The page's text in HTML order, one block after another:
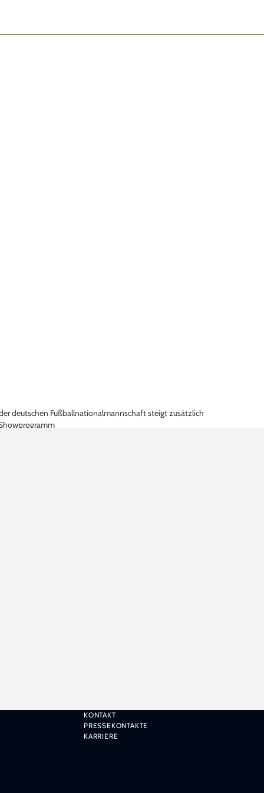
deutschen Fußballnationalmannschaft steigt zusätzlich
KONTAKT
PRESSEKONTAKTE
KARRIERE